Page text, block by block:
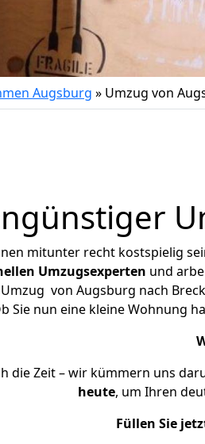
Augsburg » Umzug von
mitunter recht kostspielig
Umzugsexperten und
von Augsburg nach
Sie nun eine kleine Wohnung
die Zeit – wir kümmern uns
heute, um Ihren
Füllen Sie